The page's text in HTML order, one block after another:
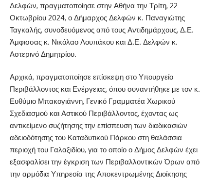
Δελφών, πραγματοποίησε στην Αθήνα την Τρίτη, 22
Οκτωβρίου 2024, ο Δήμαρχος Δελφών κ. Παναγιώτης
Ταγκαλής, συνοδευόμενος από τους Αντιδημάρχους, Δ.Ε.
Άμφισσας κ. Νικόλαο Λουπάκου και Δ.Ε. Δελφών κ.
Αστερινό Δημητρίου.
Αρχικά, πραγματοποίησε επίσκεψη στο Υπουργείο
Περιβάλλοντος και Ενέργειας, όπου συναντήθηκε με τον κ.
Ευθύμιο Μπακογιάννη, Γενικό Γραμματέα Χωρικού
Σχεδιασμού και Αστικού Περιβάλλοντος, έχοντας ως
αντικείμενο συζήτησης την επίσπευση των διαδικασιών
αδειοδότησης του Καταδυτικού Πάρκου στη θαλάσσια
περιοχή του Γαλαξιδίου, για το οποίο ο Δήμος Δελφών έχει
εξασφαλίσει την έγκριση των Περιβαλλοντικών Όρων από
την αρμόδια Υπηρεσία της Αποκεντρωμένης Διοίκησης